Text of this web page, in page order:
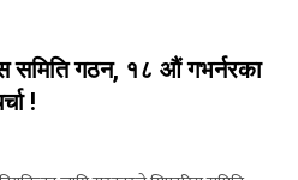
समिति गठन, १८ औं गभर्नरका
!